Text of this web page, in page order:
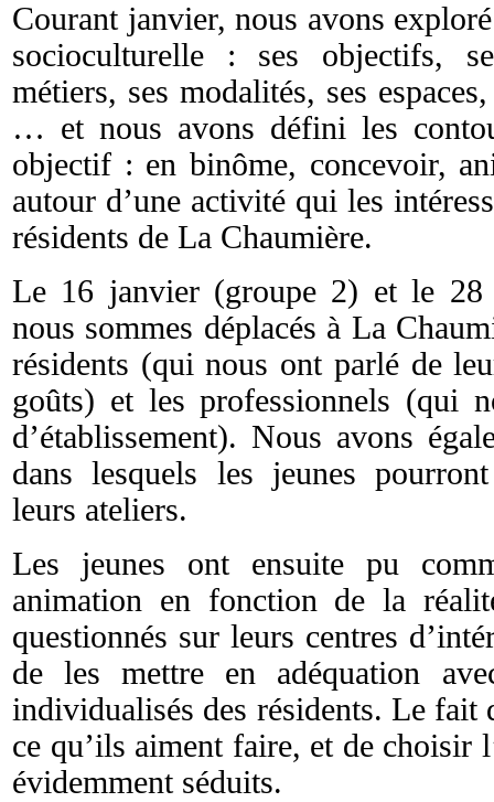
Courant janvier, nous avons
socioculturelle : ses objectifs,
métiers, ses modalités, ses
… et nous avons défini les
objectif : en binôme, concevoir,
autour d’une activité qui les
résidents de La Chaumière.
Le 16 janvier (groupe 2) et le 28
nous sommes déplacés à La
résidents (qui nous ont parlé de
goûts) et les professionnels (qui
d’établissement). Nous avons
dans lesquels les jeunes
leurs ateliers.
Les jeunes ont ensuite pu
animation en fonction de la
questionnés sur leurs centres
de les mettre en adéquation
individualisés des résidents. Le fait
ce qu’ils aiment faire, et de choisir
évidemment séduits.